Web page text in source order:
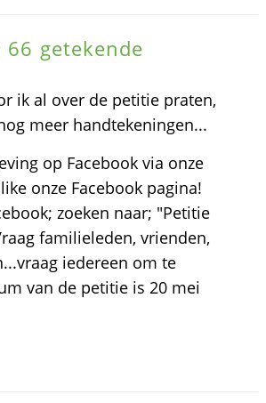
getekende
ik al over de petitie praten,
meer handtekeningen...
op Facebook via onze
onze Facebook pagina!
zoeken naar; "Petitie
familieleden, vrienden,
iedereen om te
van de petitie is 20 mei